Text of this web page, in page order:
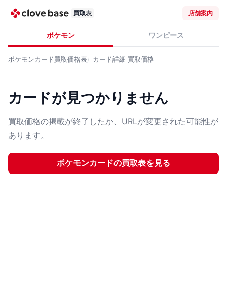
買取表 店舗案内
ポケモン ワンピース
ポケモンカード買取価格表 カード詳細 買取価格
カードが見つかりません
買取価格の掲載が終了したか、URLが変更された可能性が
あります。
ポケモンカードの買取表を見る